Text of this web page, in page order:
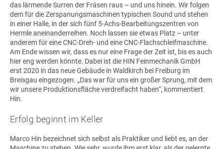
das lärmende Surren der Fräsen raus – und uns hinein. Wir folgen
dem für die Zerspanungsmaschinen typischen Sound und stehen
in einer Halle, in der sich fünf 5-Achs-Bearbeitungszentren von
Hermle aneinanderreihen. Noch lassen sie etwas Platz – unter
anderem für eine CNC-Dreh- und eine CNC-Flachschleifmaschine.
Am Ende wissen wir, dass es nur eine Frage der Zeit ist, bis es auch
hier eng werden könnte. Dabei ist die HIN Feinmechanik GmbH
erst 2020 in das neue Gebäude in Waldkirch bei Freiburg im
Breisgau eingezogen. „Das war für uns ein großer Sprung, mit dem
wir unsere Produktionsfläche verdreifacht haben“, kommentiert
Hin.
Erfolg beginnt im Keller
Marco Hin bezeichnet sich selbst als Praktiker und liebt es, an der